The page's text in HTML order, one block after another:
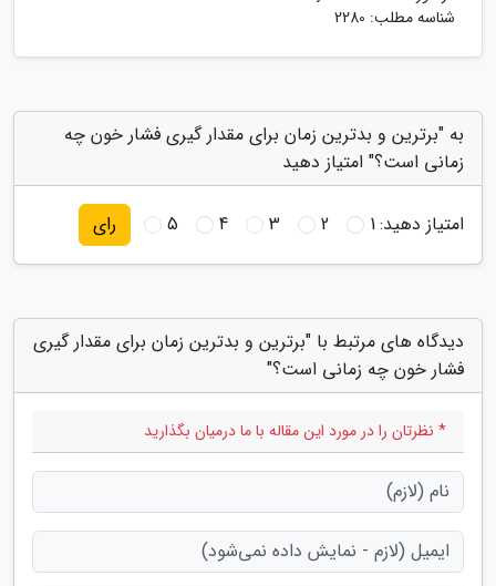
شناسه مطلب: 2280
به "برترین و بدترین زمان برای مقدار گیری فشار خون چه
زمانی است؟" امتیاز دهید
امتیاز دهید:1
2
3
4
5 رای
دیدگاه های مرتبط با "برترین و بدترین زمان برای مقدار گیری
فشار خون چه زمانی است؟"
* نظرتان را در مورد این مقاله با ما درمیان بگذارید